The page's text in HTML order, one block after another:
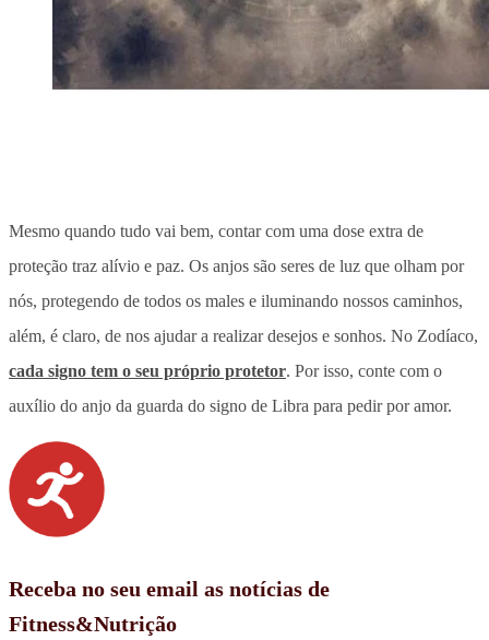
Mesmo quando tudo vai bem, contar com uma dose extra de
proteção traz alívio e paz. Os anjos são seres de luz que olham por
nós, protegendo de todos os males e iluminando nossos caminhos,
além, é claro, de nos ajudar a realizar desejos e sonhos. No Zodíaco,
cada signo tem o seu próprio protetor. Por isso, conte com o
auxílio do anjo da guarda do signo de Libra para pedir por amor.
Receba no seu email as notícias de
Fitness&Nutrição